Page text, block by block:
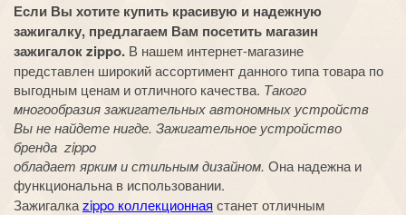
Если Вы хотите купить красивую и надежную
зажигалку, предлагаем Вам посетить магазин
зажигалок zippo. В нашем интернет-магазине
представлен широкий ассортимент данного типа товара по
выгодным ценам и отличного качества. Такого
многообразия зажигательных автономных устройств
Вы не найдете нигде. Зажигательное устройство
бренда zippo
обладает ярким и стильным дизайном. Она надежна и
функциональна в использовании.
Зажигалкаzippo коллекционная станет отличным